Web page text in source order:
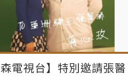
森電視台】特別邀請張醫